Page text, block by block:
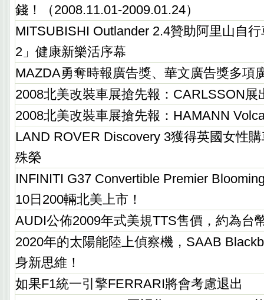
錢！（2008.11.01-2009.01.24）
MITSUBISHI Outlander 2.4贊助阿里山自
2」健康新樂活序幕
MAZDA勇奪時報廣告獎、華文廣告獎多項
2008北美改裝車展搶先報：CARLSSON展
2008北美改裝車展搶先報：HAMANN
LAND ROVER Discovery 3獲得英國女性
殊榮
INFINITI G37 Convertible Premier
10日200輛北美上市！
AUDI公佈2009年式美規TTS售價，約為台
2020年的太陽能陸上偵察機，SAAB
身新思維！
如果F1統一引擎FERRARI將會考慮退出